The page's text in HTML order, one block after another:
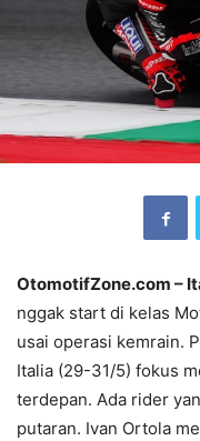
OtomotifZone.com –
nggak start di kelas
usai operasi kemrain.
Italia (29-31/5) fokus
terdepan. Ada rider
putaran. Ivan Ortola